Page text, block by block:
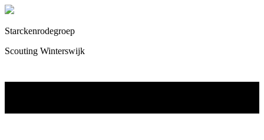
Starckenrodegroep
Scouting Winterswijk